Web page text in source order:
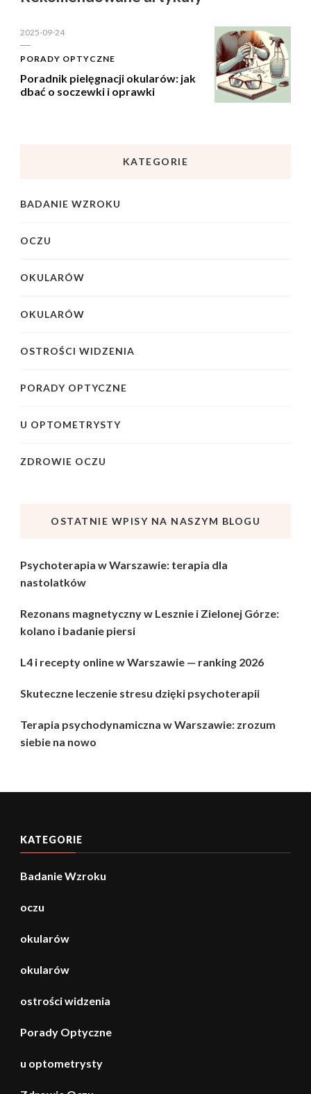
2025-09-24
PORADY OPTYCZNE
Poradnik pielęgnacji okularów: jak
dbać o soczewki i oprawki
KATEGORIE
BADANIE WZROKU
OCZU
OKULARÓW
OKULARÓW
OSTROŚCI WIDZENIA
PORADY OPTYCZNE
U OPTOMETRYSTY
ZDROWIE OCZU
OSTATNIE WPISY NA NASZYM BLOGU
Psychoterapia w Warszawie: terapia dla
nastolatków
Rezonans magnetyczny w Lesznie i Zielonej Górze:
kolano i badanie piersi
L4 i recepty online w Warszawie — ranking 2026
Skuteczne leczenie stresu dzięki psychoterapii
Terapia psychodynamiczna w Warszawie: zrozum
siebie na nowo
KATEGORIE
Badanie Wzroku
oczu
okularów
okularów
ostrości widzenia
Porady Optyczne
u optometrysty